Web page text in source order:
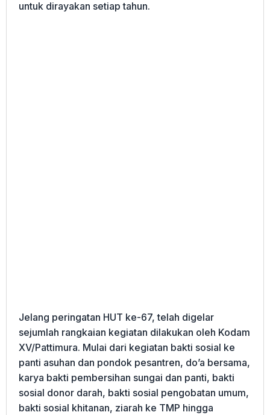
untuk dirayakan setiap tahun.
Jelang peringatan HUT ke-67, telah digelar
sejumlah rangkaian kegiatan dilakukan oleh Kodam
XV/Pattimura. Mulai dari kegiatan bakti sosial ke
panti asuhan dan pondok pesantren, do’a bersama,
karya bakti pembersihan sungai dan panti, bakti
sosial donor darah, bakti sosial pengobatan umum,
bakti sosial khitanan, ziarah ke TMP hingga